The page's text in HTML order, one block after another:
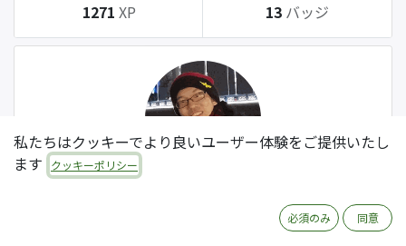
1271 XP 13 バッジ
Tatsuki Kanda (QRTL)
私たちはクッキーでより良いユーザー体験をご提供いたし
ます
クッキーポリシー
必須のみ 同意